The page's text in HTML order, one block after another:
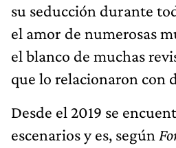
su seducción durante
el amor de numerosas
el blanco de muchas
que lo relacionaron con
Desde el 2019 se
escenarios y es, según